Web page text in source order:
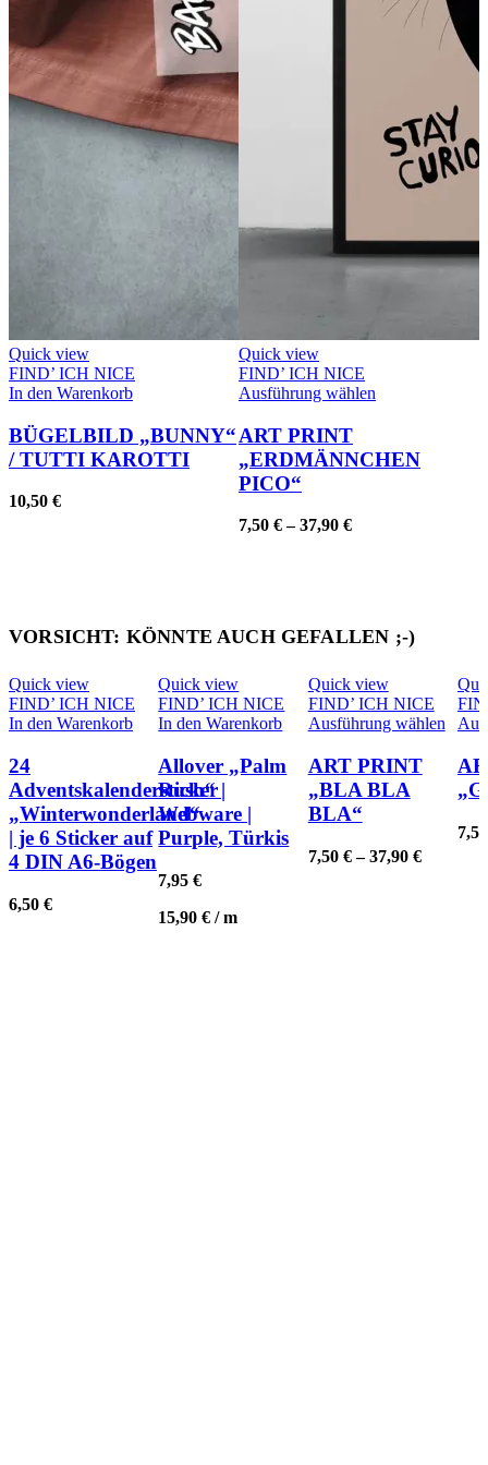
Quick view
FIND’ ICH NICE
In den Warenkorb
BÜGELBILD „BUNNY“
/ TUTTI KAROTTI
10,50 €
Quick view
FIND’ ICH NICE
Ausführung wählen
mehrere
Varianten
gewählt
werden
ART PRINT
„ERDMÄNNCHEN
PICO“
7,50 €–37,90 €
VORSICHT: KÖNNTE AUCH GEFALLEN ;-)
Quick view
FIND’ ICH NICE
In den Warenkorb
24
Adventskalendersticker
„Winterwonderland“
| je 6 Sticker auf
4 DIN A6-Bögen
6,50 €
Quick view
FIND’ ICH NICE
In den Warenkorb
Allover „Palm
Rush“ |
Webware |
Purple, Türkis
7,95€
15,90€ /m
Quick view
FIND’ ICH NICE
Ausführung wählen
weist
Die
ART PRINT
„BLA BLA
BLA“
7,50 €–37,90 €